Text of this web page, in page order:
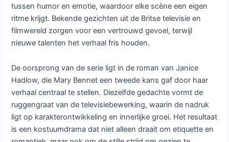
tussen humor en emotie, waardoor elke scène een eigen
ritme krijgt. Bekende gezichten uit de Britse televisie en
filmwereld zorgen voor een vertrouwd gevoel, terwijl
nieuwe talenten het verhaal fris houden.
De oorsprong van de serie ligt in de roman van Janice
Hadlow, die Mary Bennet een tweede kans gaf door haar
verhaal centraal te stellen. Diezelfde gedachte vormt de
ruggengraat van de televisiebewerking, waarin de nadruk
ligt op karakterontwikkeling en innerlijke groei. Het resultaat
is een kostuumdrama dat niet alleen draait om etiquette en